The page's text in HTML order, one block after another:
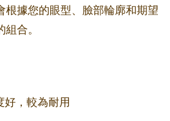
根據您的眼型、臉部輪廓和期望
合。
好，較為耐用